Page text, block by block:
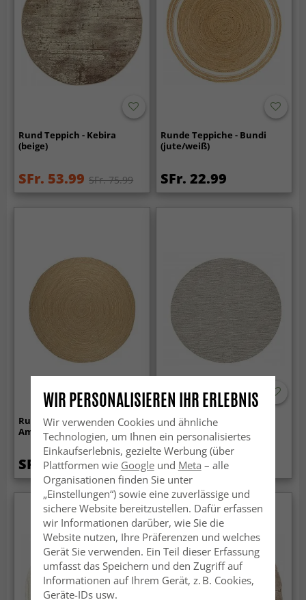
Rund Teppich - Kebira
(beige)
SFr. 53.99 SFr. 75.99
Runde Teppiche - Bundi
(jute/weiß)
SFr. 22.99
Runder Juteteppich -
Amasia (natur)
SFr. 115.99
Runde Teppiche - Dhurry
(beige)
SFr. 46.99
WIR PERSONALISIEREN IHR ERLEBNIS
Wir verwenden Cookies und ähnliche
Technologien, um Ihnen ein personalisiertes
Einkaufserlebnis, gezielte Werbung (über
Plattformen wie Googleund Meta – alle
Organisationen finden Sie unter
„Einstellungen“) sowie eine zuverlässige und
sichere Website bereitzustellen. Dafür erfassen
wir Informationen darüber, wie Sie die
Website nutzen, Ihre Präferenzen und welches
Gerät Sie verwenden. Ein Teil dieser Erfassung
umfasst das Speichern und den Zugriff auf
Informationen auf Ihrem Gerät, z. B. Cookies,
Geräte-IDs usw.